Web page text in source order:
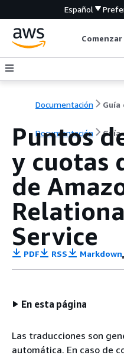
Español
Comenzar
Documentación
Documentación Guía
Puntos
y cuotas
de
Service
PDF RSS Markdown
En esta página
Las traducciones son
automática. En caso de